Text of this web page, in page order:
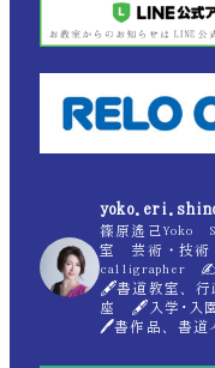
篠原遙己Yoko
室 芸術・技術
calligrapher
🖋書道教室、行
座 🖋入学･入園
🖊書作品、書